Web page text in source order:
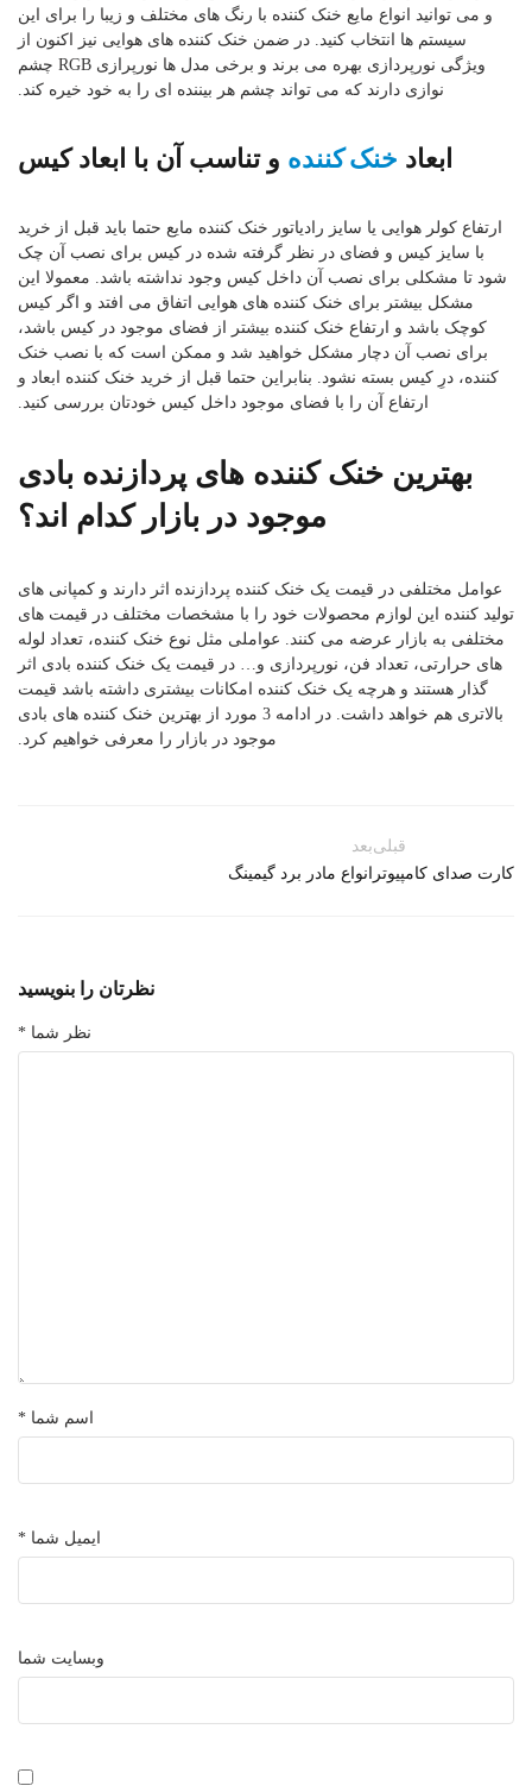
و می توانید انواع مایع خنک کننده با رنگ های مختلف و زیبا را برای این
سیستم ها انتخاب کنید. در ضمن خنک کننده های هوایی نیز اکنون از
ویژگی نورپردازی بهره می برند و برخی مدل ها نورپرازی RGB چشم
نوازی دارند که می تواند چشم هر بیننده ای را به خود خیره کند.
ابعاد خنک کننده و تناسب آن با ابعاد کیس
ارتفاع کولر هوایی یا سایز رادیاتور خنک کننده مایع حتما باید قبل از خرید
با سایز کیس و فضای در نظر گرفته شده در کیس برای نصب آن چک
شود تا مشکلی برای نصب آن داخل کیس وجود نداشته باشد. معمولا این
مشکل بیشتر برای خنک کننده های هوایی اتفاق می افتد و اگر کیس
کوچک باشد و ارتفاع خنک کننده بیشتر از فضای موجود در کیس باشد،
برای نصب آن دچار مشکل خواهید شد و ممکن است که با نصب خنک
کننده، درِ کیس بسته نشود. بنابراین حتما قبل از خرید خنک کننده ابعاد و
ارتفاع آن را با فضای موجود داخل کیس خودتان بررسی کنید.
بهترین خنک کننده های پردازنده بادی
موجود در بازار کدام اند؟
عوامل مختلفی در قیمت یک خنک کننده پردازنده اثر دارند و کمپانی های
تولید کننده این لوازم محصولات خود را با مشخصات مختلف در قیمت های
مختلفی به بازار عرضه می کنند. عواملی مثل نوع خنک کننده، تعداد لوله
های حرارتی، تعداد فن، نورپردازی و… در قیمت یک خنک کننده بادی اثر
گذار هستند و هرچه یک خنک کننده امکانات بیشتری داشته باشد قیمت
بالاتری هم خواهد داشت. در ادامه 3 مورد از بهترین خنک کننده های بادی
موجود در بازار را معرفی خواهیم کرد.
قبلی
کارت صدای کامپیوتر
بعد
انواع مادر برد گیمینگ
نظرتان را بنویسید
نظر شما *
اسم شما *
ایمیل شما *
وبسایت شما